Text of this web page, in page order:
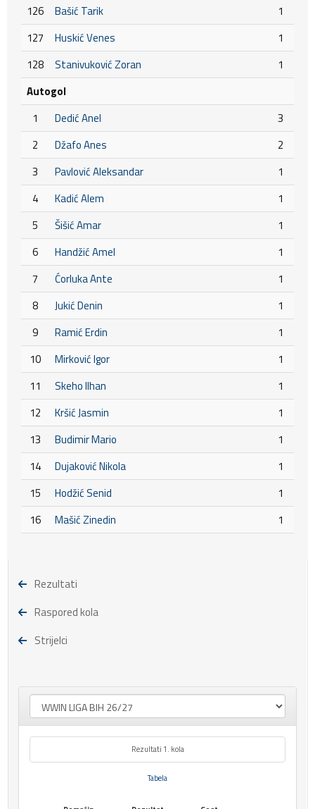
126 Bašić Tarik
1
127
Huskić Venes
1
128
Stanivuković Zoran
1
Autogol
1
Dedić Anel
3
2
Džafo Anes
2
3
Pavlović Aleksandar
1
4
Kadić Alem
1
5
Šišić Amar
1
6
Handžić Amel
1
7
Ćorluka Ante
1
8
Jukić Denin
1
9
Ramić Erdin
1
10
Mirković Igor
1
11
Skeho Ilhan
1
12
Kršić Jasmin
1
13
Budimir Mario
1
14
Dujaković Nikola
1
15
Hodžić Senid
1
16
Mašić Zinedin 1
Rezultati
Raspored kola
Strijelci
Rezultati 1. kola
Tabela